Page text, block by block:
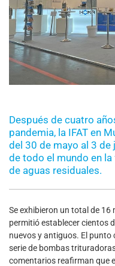
Después de cuatro
pandemia, la IFAT en
del 30 de mayo al 3 de
de todo el mundo en
de aguas residuales.
Se exhibieron un total de 16
permitió establecer cientos
nuevos y antiguos. El punto
serie de bombas
comentarios reafirman que